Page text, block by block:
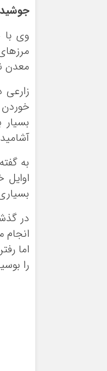
وی با
معدن
خوردن
به
در
اما
را